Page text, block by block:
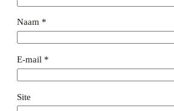
Naam *
E-mail *
Site